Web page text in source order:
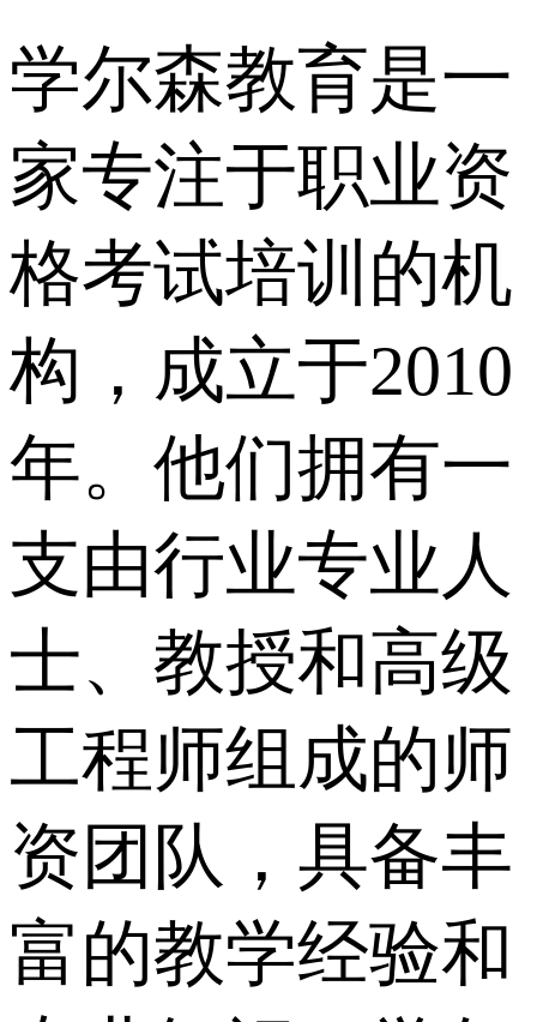
学尔森教育是一
家专注于职业资
格考试培训的机
构，成立于2010
年。他们拥有一
支由行业专业人
士、教授和高级
工程师组成的师
资团队，具备丰
富的教学经验和